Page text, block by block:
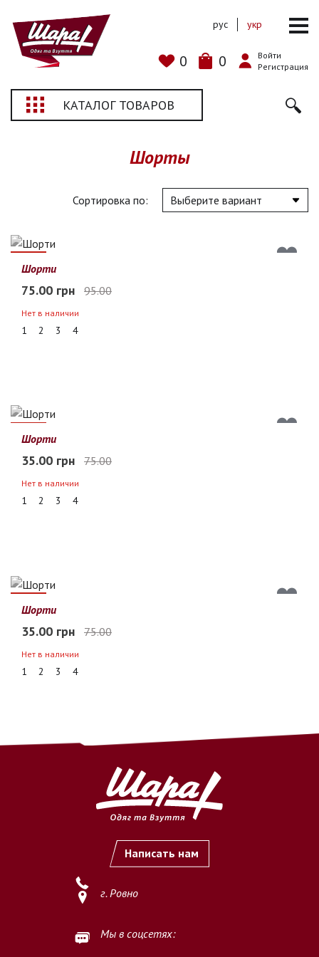
0 0
Войти
Регистрация
рус укр
КАТАЛОГ ТОВАРОВ
Шорты
Сортировка по:
21%
Шорти
75.00 грн 95.00
Нет в наличии
1 2 3 4
53%
Шорти
35.00 грн 75.00
Нет в наличии
1 2 3 4
53%
Шорти
35.00 грн 75.00
Нет в наличии
1 2 3 4
Написать нам
г. Ровно
Мы в соцсетях: